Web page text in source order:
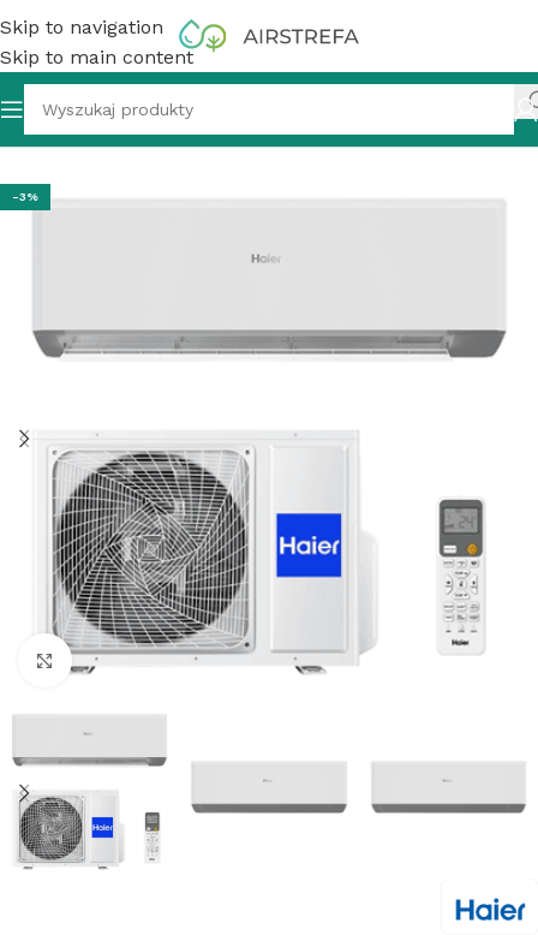
Skip to navigation
Skip to main content
Revive Plus AS25RBAHRA-PL/1U25YESFRA-4 2,7 kW
-3%
Kliknij aby powiększyć